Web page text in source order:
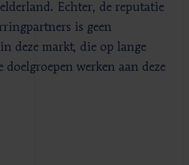
Echter, de reputatie
is geen
deze markt, die op lange
werken aan deze